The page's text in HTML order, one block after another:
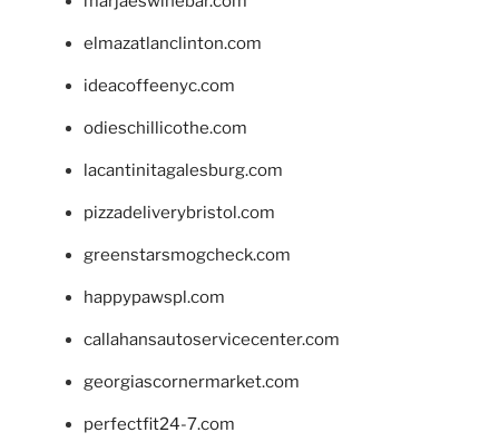
elmazatlanclinton.com
ideacoffeenyc.com
odieschillicothe.com
lacantinitagalesburg.com
pizzadeliverybristol.com
greenstarsmogcheck.com
happypawspl.com
callahansautoservicecenter.com
georgiascornermarket.com
perfectfit24-7.com